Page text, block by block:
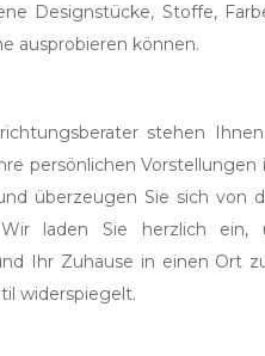
Designstücke, Stoffe,
ausprobieren können.
stehen
persönlichen
überzeugen Sie sich von
laden Sie herzlich ein,
Ihr Zuhause in einen Ort
widerspiegelt.